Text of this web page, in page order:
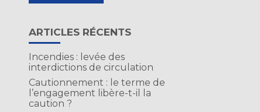
ARTICLES RÉCENTS
Incendies : levée des
interdictions de circulation
Cautionnement : le terme de
l’engagement libère-t-il la
caution ?